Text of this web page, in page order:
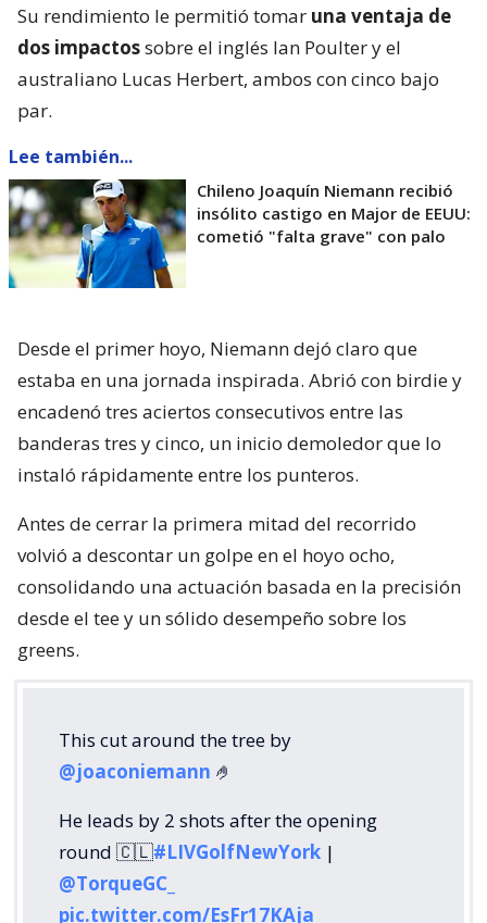
Su rendimiento le permitió tomar una ventaja de
dos impactossobre el inglés Ian Poulter y el
australiano Lucas Herbert, ambos con cinco bajo
par.
Lee también...
Chileno Joaquín Niemann recibió
insólito castigo en Major de EEUU:
cometió "falta grave" con palo
Desde el primer hoyo, Niemann dejó claro que
estaba en una jornada inspirada. Abrió con birdie y
encadenó tres aciertos consecutivos entre las
banderas tres y cinco, un inicio demoledor que lo
instaló rápidamente entre los punteros.
Antes de cerrar la primera mitad del recorrido
volvió a descontar un golpe en el hoyo ocho,
consolidando una actuación basada en la precisión
desde el tee y un sólido desempeño sobre los
greens.
This cut around the tree by
@joaconiemann 🤌
He leads by 2 shots after the opening
round 🇨🇱#LIVGolfNewYork |
@TorqueGC_
pic.twitter.com/EsFr17KAja